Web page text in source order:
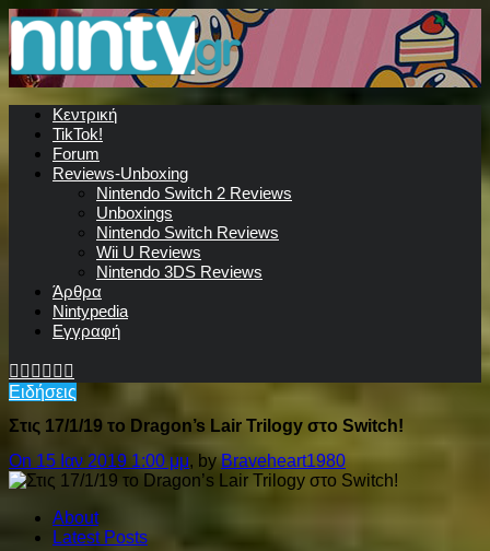
Κεντρική
TikTok!
Forum
Reviews-Unboxing
Nintendo Switch 2 Reviews
Unboxings
Nintendo Switch Reviews
Wii U Reviews
Nintendo 3DS Reviews
Άρθρα
Nintypedia
Εγγραφή
Ειδήσεις
Στις 17/1/19 το Dragon’s Lair Trilogy στο Switch!
On 15 Ιαν 2019 1:00 μμ, byBraveheart1980
About
Latest Posts